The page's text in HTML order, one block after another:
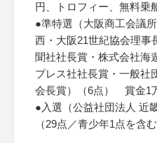
円、トロフィー、無料乗
●準特選（大阪商工会議
西・大阪21世紀協会理事
聞社社長賞・株式会社海
プレス社社長賞・一般社
会長賞）（6点） 賞金1
●入選（公益社団法人 近
（29点／青少年1点を